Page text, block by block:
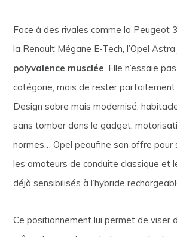
Face à des rivales comme la Peugeot
la Renault Mégane E-Tech, l’Opel
polyvalence musclée. Elle n’essaie
catégorie, mais de rester parfaitement
Design sobre mais modernisé,
sans tomber dans le gadget,
normes… Opel peaufine son offre pour
les amateurs de conduite classique et
déjà sensibilisés à l’hybride
Ce positionnement lui permet de viser